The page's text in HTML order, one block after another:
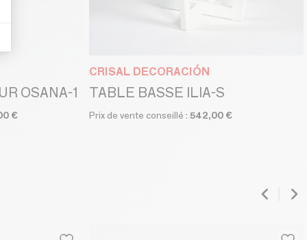
OSANA-1
€
CRISAL DECORACIÓN
TABLE BASSE ILIA-S
Prix de vente conseillé : 542,00 €